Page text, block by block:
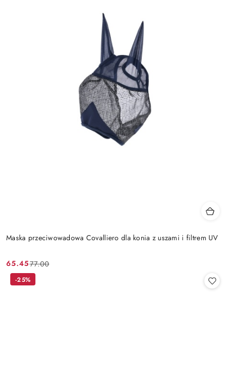
Maska przeciwowadowa Covalliero dla konia z uszami i filtrem UV
Cena
promocyjna:
65.45
Cena
przed
77.00
-25%